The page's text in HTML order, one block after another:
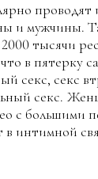
и мужчины.
тысячи
в пятерку
секс, секс
секс.
с большими
интимной